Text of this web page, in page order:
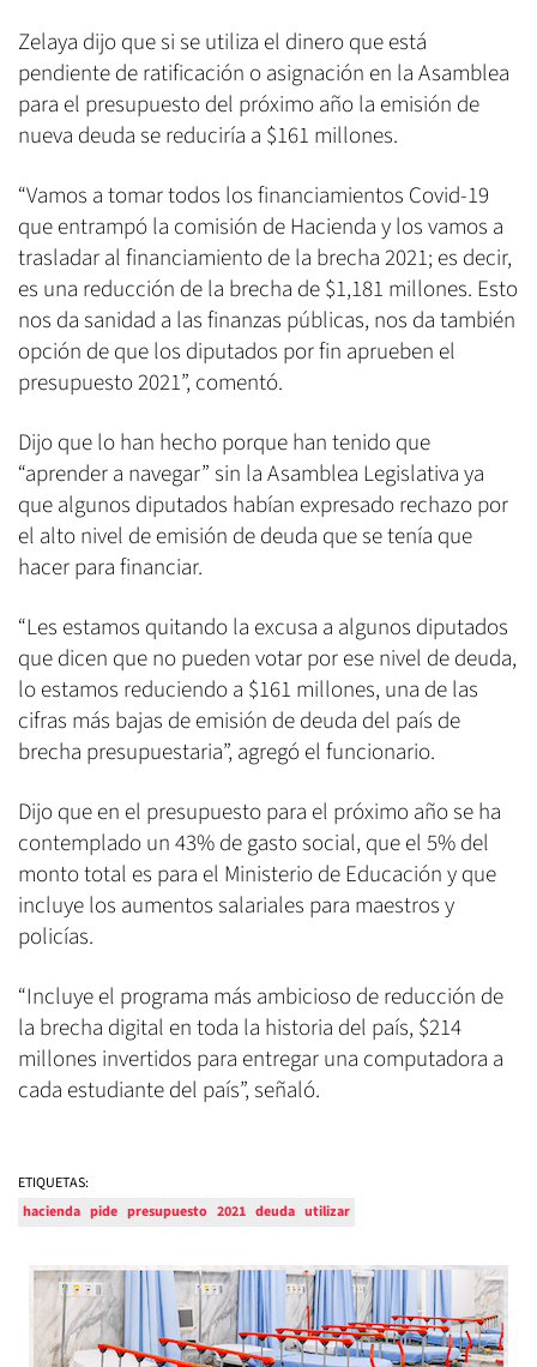
Zelaya dijo que si se utiliza el dinero que está
pendiente de ratificación o asignación en la Asamblea
para el presupuesto del próximo año la emisión de
nueva deuda se reduciría a $161 millones.
“Vamos a tomar todos los financiamientos Covid-19
que entrampó la comisión de Hacienda y los vamos a
trasladar al financiamiento de la brecha 2021; es decir,
es una reducción de la brecha de $1,181 millones. Esto
nos da sanidad a las finanzas públicas, nos da también
opción de que los diputados por fin aprueben el
presupuesto 2021”, comentó.
Dijo que lo han hecho porque han tenido que
“aprender a navegar” sin la Asamblea Legislativa ya
que algunos diputados habían expresado rechazo por
el alto nivel de emisión de deuda que se tenía que
hacer para financiar.
“Les estamos quitando la excusa a algunos diputados
que dicen que no pueden votar por ese nivel de deuda,
lo estamos reduciendo a $161 millones, una de las
cifras más bajas de emisión de deuda del país de
brecha presupuestaria”, agregó el funcionario.
Dijo que en el presupuesto para el próximo año se ha
contemplado un 43% de gasto social, que el 5% del
monto total es para el Ministerio de Educación y que
incluye los aumentos salariales para maestros y
policías.
“Incluye el programa más ambicioso de reducción de
la brecha digital en toda la historia del país, $214
millones invertidos para entregar una computadora a
cada estudiante del país”, señaló.
ETIQUETAS:
hacienda pide presupuesto 2021 deuda utilizar